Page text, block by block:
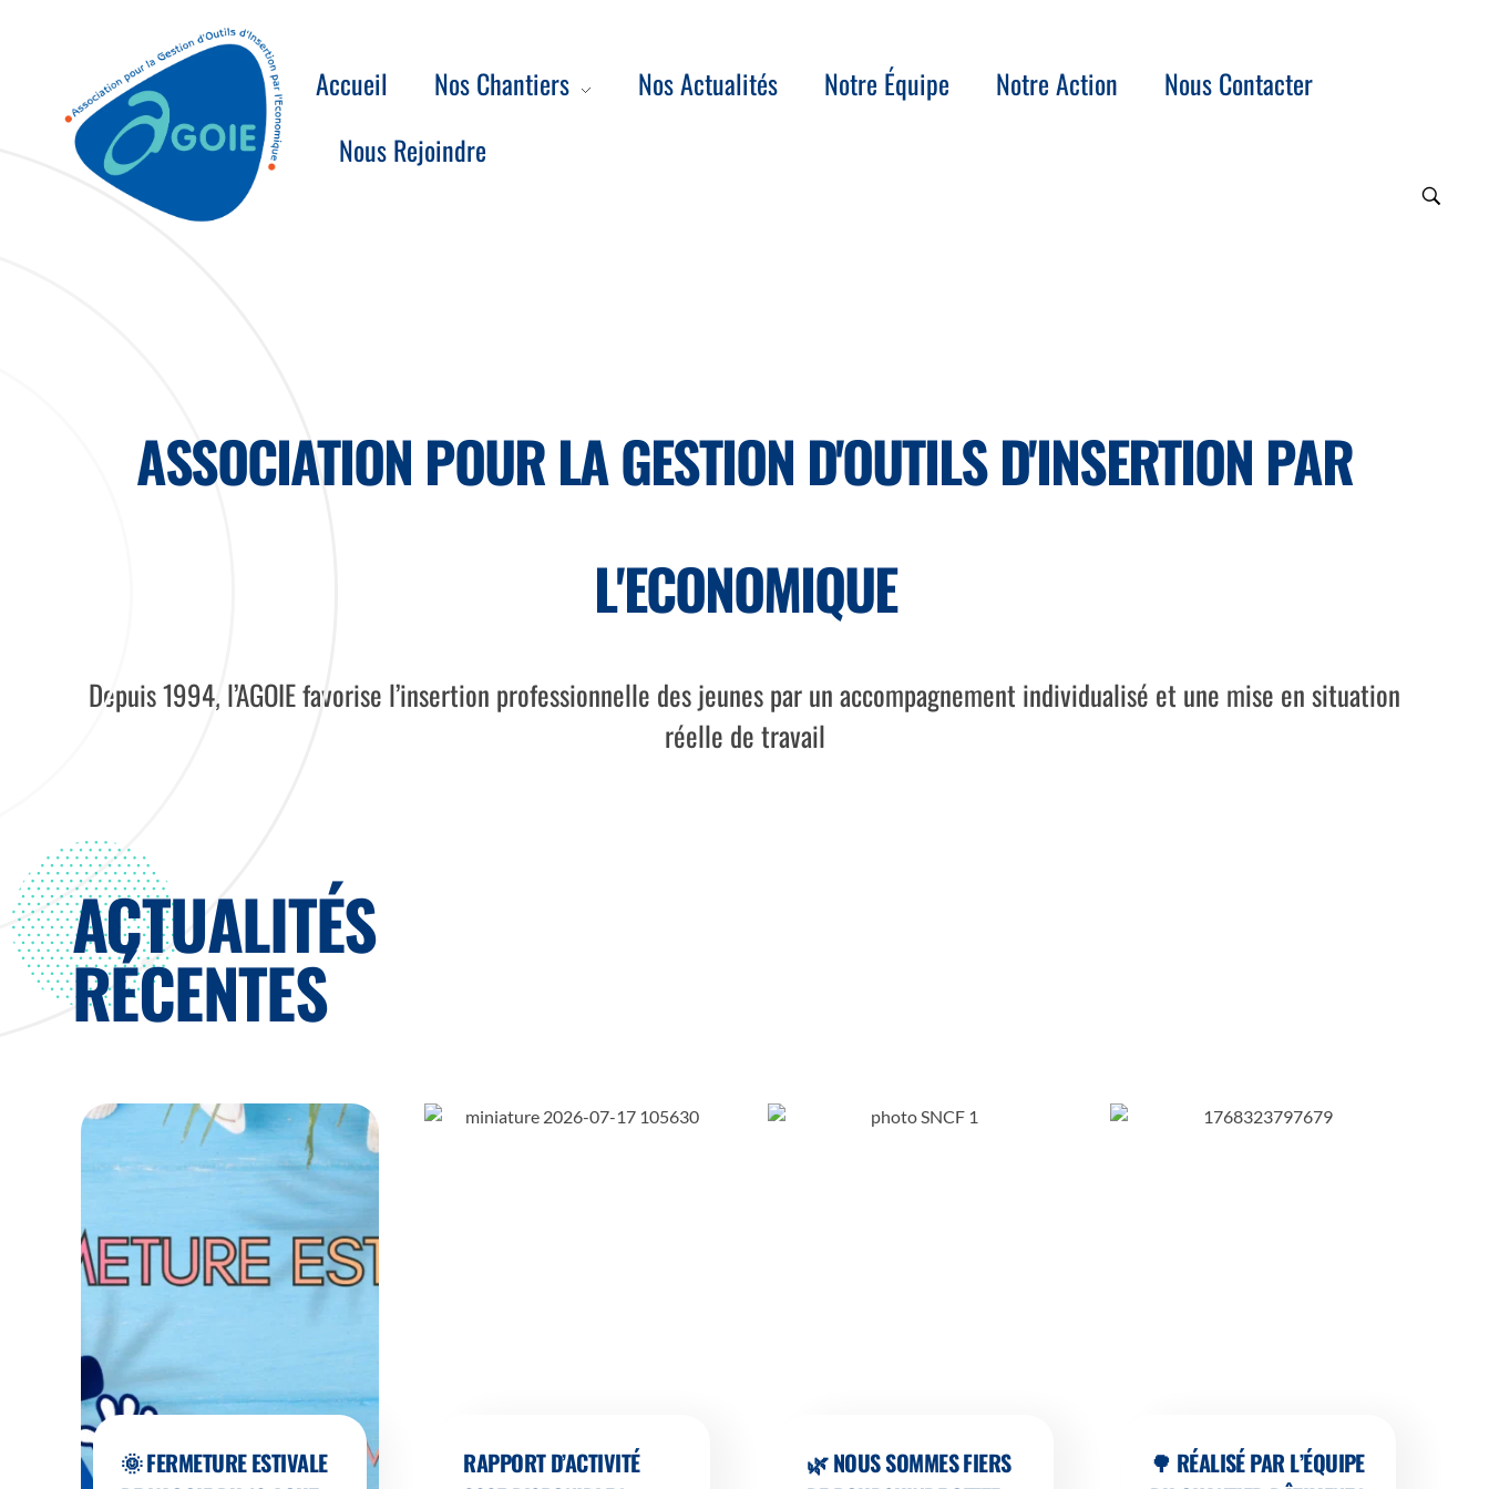
Accueil Nos Chantiers Nos Actualités Notre Équipe Notre Action
Nous Contacter
Nous Rejoindre
ASSOCIATION POUR LA GESTION D'OUTILS D'INSERTION PAR
L'ECONOMIQUE
Depuis 1994, l’AGOIE favorise l’insertion professionnelle des jeunes par un accompagnement individualisé et une mise en situation
réelle de travail
ACTUALITÉS
RÉCENTES
🌞 FERMETURE ESTIVALE
RAPPORT D’ACTIVITÉ
🌿 NOUS SOMMES FIERS
🌳 RÉALISÉ PAR L’ÉQUIPE